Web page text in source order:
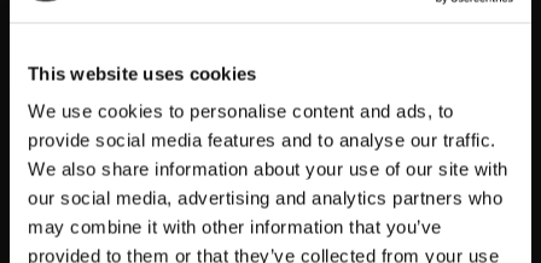
This website uses cookies
We use cookies to personalise content and ads, to
provide social media features and to analyse our traffic.
We also share information about your use of our site with
our social media, advertising and analytics partners who
may combine it with other information that you’ve
provided to them or that they’ve collected from your use
brazylijskich piłkarzy.
Dzięki Djalma Santosowi Brazylijczycy zdali sobie sprawę, że
futbol to nie tylko siła i szybkość, ale także elegancja i fantazja.
Jego innowacyjne podejście do gry i kreatywność na boisku na
zawsze zmieniły oblicze piłki nożnej, a jego wpływ na światowy
sport jest nie do przecenienia.